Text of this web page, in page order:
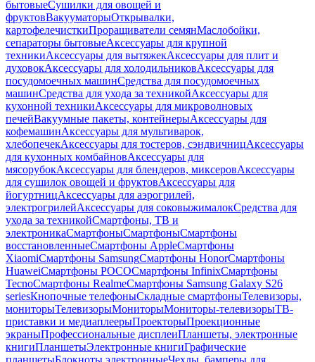
бытовыеСушилки для овощей и
фруктовВакууматорыОткрывалки,
картофелечисткиПроращиватели семянМаслобойки,
сепараторы бытовыеАксессуары для крупной
техникиАксессуары для вытяжекАксессуары для плит и
духовокАксессуары для холодильниковАксессуары для
посудомоечных машинСредства для посудомоечных
машинСредства для ухода за техникойАксессуары для
кухонной техникиАксессуары для микроволновых
печейВакуумные пакеты, контейнерыАксессуары для
кофемашинАксессуары для мультиварок,
хлебопечекАксессуары для тостеров, сэндвичницАксессуары
для кухонных комбайновАксессуары для
мясорубокАксессуары для блендеров, миксеровАксессуары
для сушилок овощей и фруктовАксессуары для
йогуртницАксессуары для аэрогрилей,
электрогрилейАксессуары для соковыжималокСредства для
ухода за техникойСмартфоны, ТВ и
электроникаСмартфоныСмартфоныСмартфоны
восстановленныеСмартфоны AppleСмартфоны
XiaomiСмартфоны SamsungСмартфоны HonorСмартфоны
HuaweiСмартфоны POCOСмартфоны InfinixСмартфоны
TecnoСмартфоны RealmeСмартфоны Samsung Galaxy S26
seriesКнопочные телефоныСкладные смартфоныТелевизоры,
мониторыТелевизорыМониторыМониторы-телевизорыТВ-
приставки и медиаплеерыПроекторыПроекционные
экраныПрофессиональные дисплеиПланшеты, электронные
книгиПланшетыЭлектронные книгиГрафические
планшетыБлокноты электронныеЧехлы, бамперы для